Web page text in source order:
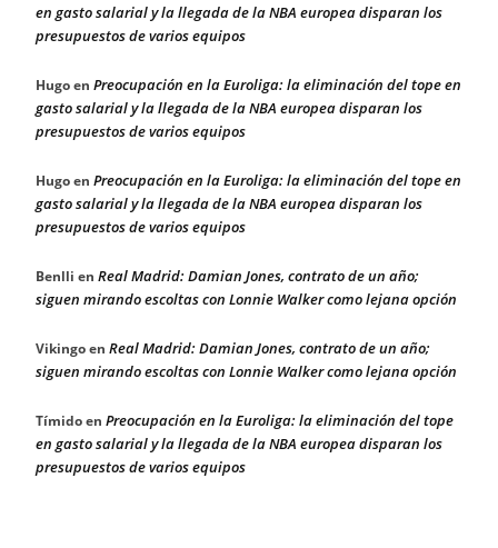
en gasto salarial y la llegada de la NBA europea disparan los
presupuestos de varios equipos
Hugoen Preocupación en la Euroliga: la eliminación del tope en
gasto salarial y la llegada de la NBA europea disparan los
presupuestos de varios equipos
Hugoen Preocupación en la Euroliga: la eliminación del tope en
gasto salarial y la llegada de la NBA europea disparan los
presupuestos de varios equipos
Benlli en Real Madrid: Damian Jones, contrato de un año;
siguen mirando escoltas con Lonnie Walker como lejana opción
Vikingoen Real Madrid: Damian Jones, contrato de un año;
siguen mirando escoltas con Lonnie Walker como lejana opción
Tímidoen Preocupación en la Euroliga: la eliminación del tope
en gasto salarial y la llegada de la NBA europea disparan los
presupuestos de varios equipos